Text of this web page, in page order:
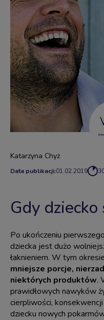
Data publikacji:01.02.2019
Katarzyna Chyż
Gdy
Po ukończeniu
dziecka jest dużo
łaknieniem. W tym okresie
mniejsze porcje,
niektórych produktów.
prawidłowych nawyków
cierpliwości,
dziecku nowych